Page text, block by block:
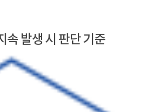
속 발생 시 판단 기준